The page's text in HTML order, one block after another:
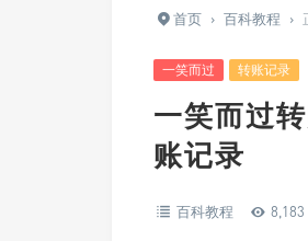
首页 › 百科教程 ›
一笑而过 转账记录
一笑而过
账记录
百科教程 8,183